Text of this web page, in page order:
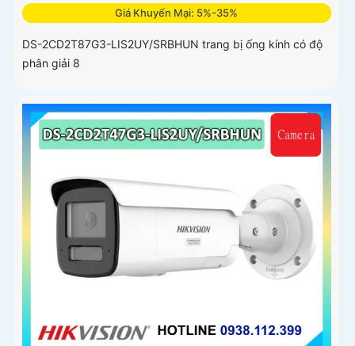
Giá Khuyến Mại: 5%-35%
DS-2CD2T87G3-LIS2UY/SRBHUN trang bị ống kính có độ
phân giải 8